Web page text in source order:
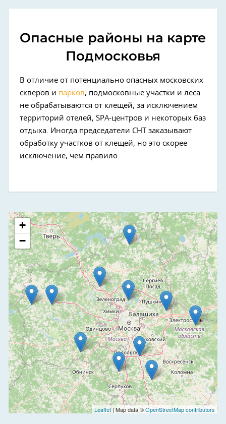
Опасные районы на карте
Подмосковья
В отличие от потенциально опасных московских
скверов и парков, подмосковные участки и леса
не обрабатываются от клещей, за исключением
территорий отелей, SPA-центров и некоторых баз
отдыха. Иногда председатели СНТ заказывают
обработку участков от клещей, но это скорее
исключение, чем правило.
+
−
Leaflet | Map data ©OpenStreetMap contributors